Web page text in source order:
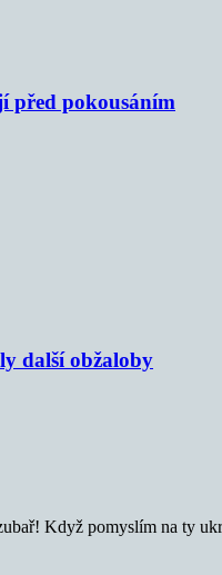
před pokousáním
další obžaloby
Když pomyslím na ty